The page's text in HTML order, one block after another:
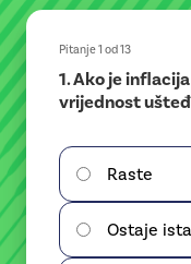
Pitanje 1 od 13
1. Ako je
vrijednost
Raste
Ostaje ista